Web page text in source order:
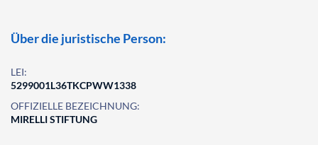
Über die juristische Person:
LEI:
5299001L36TKCPWW1338
OFFIZIELLE BEZEICHNUNG:
MIRELLI STIFTUNG